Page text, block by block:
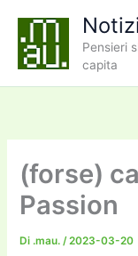
contenuto
Pensieri
capita
(forse)
Passion
Di .mau./2023-03-20